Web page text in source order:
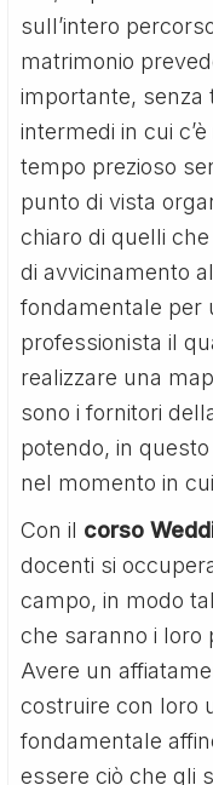
sull’intero
matrimonio
importante, senza
intermedi in cui
tempo prezioso
punto di vista
chiaro di quelli
di avvicinamento
fondamentale per
professionista il
realizzare una
sono i fornitori
potendo, in
nel momento in
Con il corso
docenti si
campo, in modo
che saranno i loro
Avere un
costruire con loro
fondamentale
essere ciò che gli